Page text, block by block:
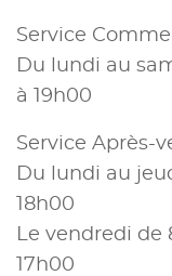
Service
Du lundi au
à 19h00
Service Après-
Du lundi au
18h00
Le vendredi de
17h00